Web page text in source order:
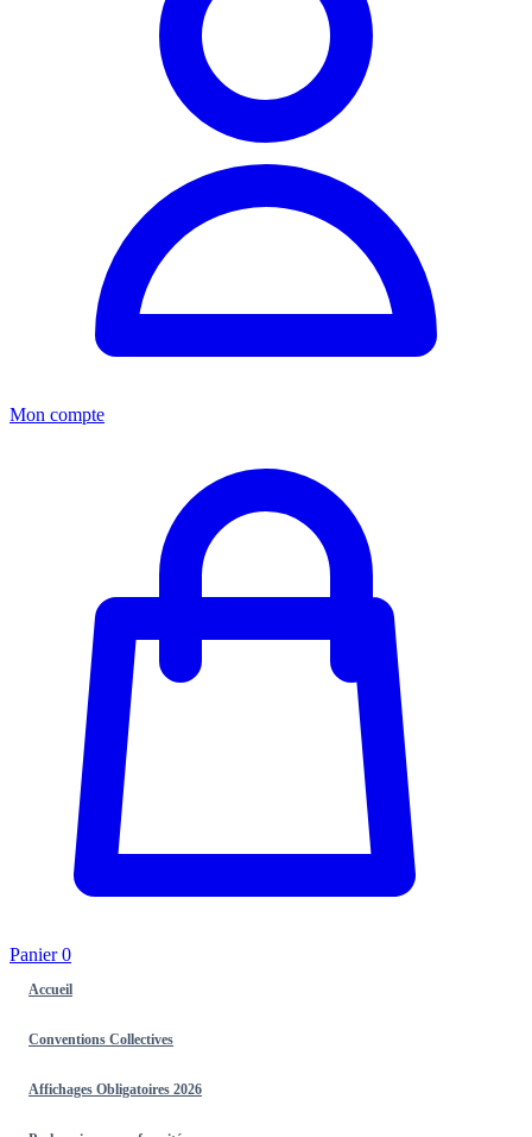
Mon compte
Panier0
Accueil
Conventions Collectives
Affichages Obligatoires 2026